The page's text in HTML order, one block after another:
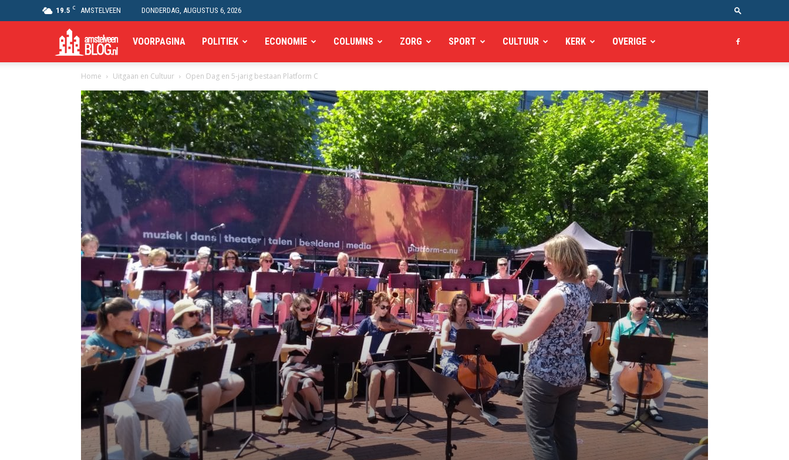
19.5 C AMSTELVEEN DONDERDAG, AUGUSTUS 6, 2026
Amstelveen
Blog
VOORPAGINA POLITIEK ECONOMIE COLUMNS ZORG SPORT CULTUUR KERK OVERIGE
Home Uitgaan en Cultuur Open Dag en 5-jarig bestaan Platform C